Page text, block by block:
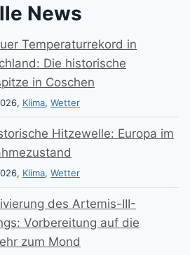
News
Temperaturrekord in
Die historische
in Coschen
Klima, Wetter
Hitzewelle: Europa im
Klima, Wetter
des Artemis-III-
Vorbereitung auf die
zum Mond